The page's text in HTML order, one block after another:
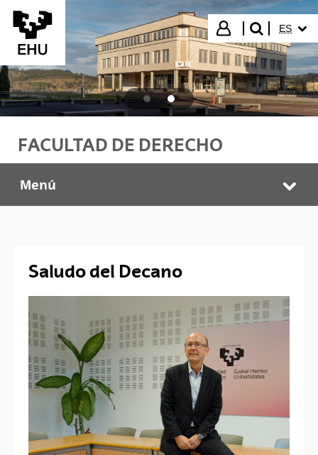
Saltar al contenido principal
Iniciar sesión
buscar"
ES
FACULTAD DE DERECHO
Facultad de Derecho
Menú
Saludo del Decano